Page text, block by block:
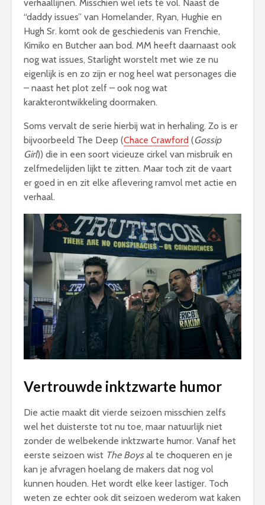
verhaallijnen. Misschien wel iets té vol. Naast de
“daddy issues” van Homelander, Ryan, Hughie en
Hugh Sr. komt ook de geschiedenis van Frenchie,
Kimiko en Butcher aan bod. MM heeft daarnaast ook
nog wat issues, Starlight worstelt met wie ze nu
eigenlijk is en zo zijn er nog heel wat personages die
– naast het plot zelf – ook nog wat
karakterontwikkeling doormaken.
Soms vervalt de serie hierbij wat in herhaling. Zo is er
bijvoorbeeld The Deep (Chace Crawford (Gossip
Girl)) die in een soort vicieuze cirkel van misbruik en
zelfmedelijden lijkt te zitten. Maar toch zit de vaart
er goed in en zit elke aflevering ramvol met actie en
verhaal.
Vertrouwde inktzwarte humor
Die actie maakt dit vierde seizoen misschien zelfs
wel het duisterste tot nu toe, maar natuurlijk niet
zonder de welbekende inktzwarte humor. Vanaf het
eerste seizoen wist The Boysal te choqueren en je
kan je afvragen hoelang de makers dat nog vol
kunnen houden. Het wordt elke keer lastiger. Toch
weten ze echter ook dit seizoen wederom wat kaken